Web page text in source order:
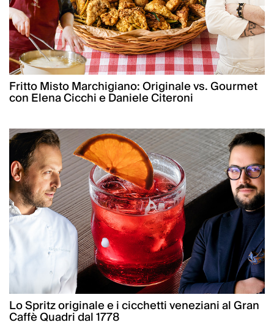
Fritto Misto Marchigiano: Originale vs. Gourmet
con Elena Cicchi e Daniele Citeroni
Lo Spritz originale e i cicchetti veneziani al Gran
Caffè Quadri dal 1778